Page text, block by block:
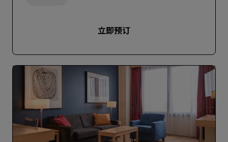
立即预订